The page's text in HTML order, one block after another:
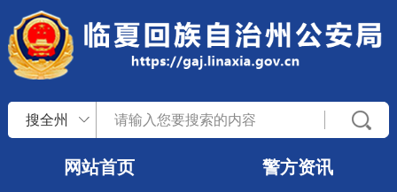
搜全州
网站首页
警方资讯